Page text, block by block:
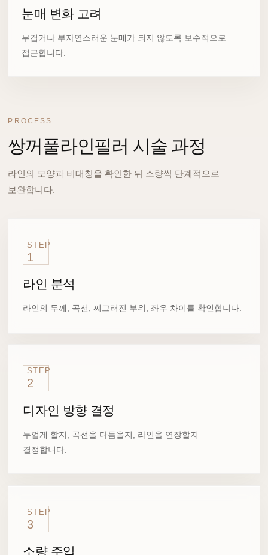
눈매 변화 고려
무겁거나 부자연스러운 눈매가 되지 않도록 보수적으로
접근합니다.
PROCESS
쌍꺼풀라인필러 시술 과정
라인의 모양과 비대칭을 확인한 뒤 소량씩 단계적으로
보완합니다.
STEP
1
라인 분석
라인의 두께, 곡선, 찌그러진 부위, 좌우 차이를 확인합니다.
STEP
2
디자인 방향 결정
두껍게 할지, 곡선을 다듬을지, 라인을 연장할지
결정합니다.
STEP
3
소량 주입